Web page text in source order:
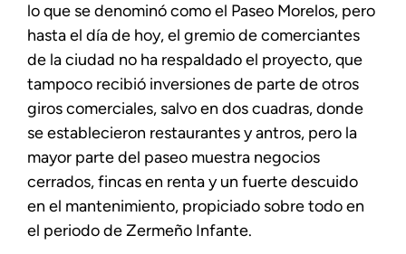
lo que se denominó como el Paseo Morelos, pero
hasta el día de hoy, el gremio de comerciantes
de la ciudad no ha respaldado el proyecto, que
tampoco recibió inversiones de parte de otros
giros comerciales, salvo en dos cuadras, donde
se establecieron restaurantes y antros, pero la
mayor parte del paseo muestra negocios
cerrados, fincas en renta y un fuerte descuido
en el mantenimiento, propiciado sobre todo en
el periodo de Zermeño Infante.